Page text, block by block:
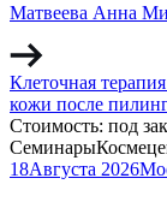
Матвеева Анна
Клеточная
кожи после
Стоимость: под
Семинары
18Августа 2026